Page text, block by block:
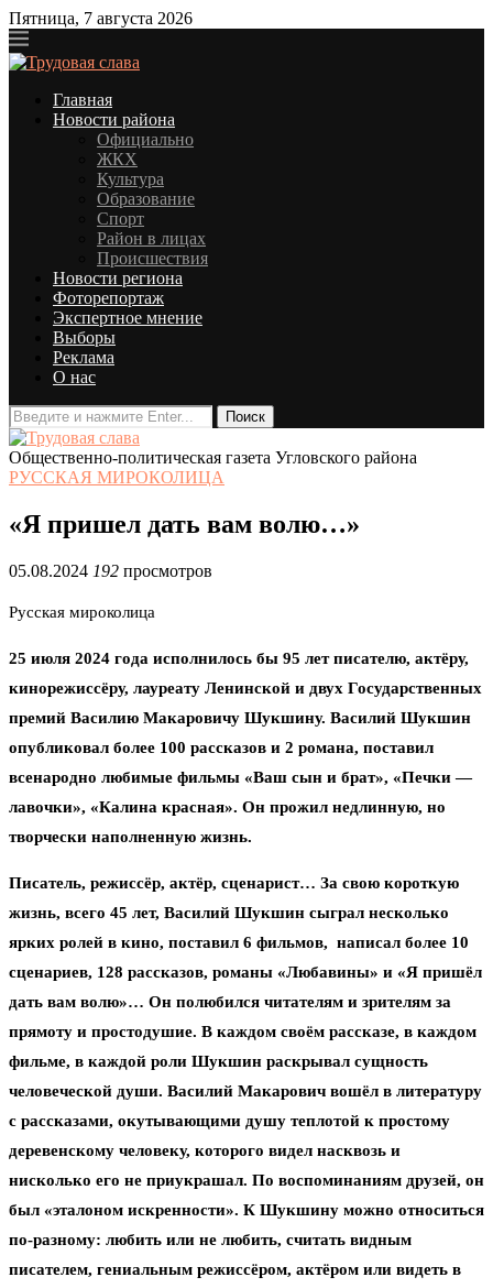
Пятница, 7 августа 2026
Главная
Новости района
Официально
ЖКХ
Культура
Образование
Спорт
Район в лицах
Происшествия
Новости региона
Фоторепортаж
Экспертное мнение
Выборы
Реклама
О нас
Общественно-политическая газета Угловского района
РУССКАЯ МИРОКОЛИЦА
«Я пришел дать вам волю…»
05.08.2024 192 просмотров
Русская мироколица
25 июля 2024 года исполнилось бы 95 лет писателю, актёру,
кинорежиссёру, лауреату Ленинской и двух Государственных
премий Василию Макаровичу Шукшину. Василий Шукшин
опубликовал более 100 рассказов и 2 романа, поставил
всенародно любимые фильмы «Ваш сын и брат», «Печки —
лавочки», «Калина красная». Он прожил недлинную, но
творчески наполненную жизнь.
Писатель, режиссёр, актёр, сценарист… За свою короткую
жизнь, всего 45 лет, Василий Шукшин сыграл несколько
ярких ролей в кино, поставил 6 фильмов, написал более 10
сценариев, 128 рассказов, романы «Любавины» и «Я пришёл
дать вам волю»… Он полюбился читателям и зрителям за
прямоту и простодушие. В каждом своём рассказе, в каждом
фильме, в каждой роли Шукшин раскрывал сущность
человеческой души. Василий Макарович вошёл в литературу
с рассказами, окутывающими душу теплотой к простому
деревенскому человеку, которого видел насквозь и
нисколько его не приукрашал. По воспоминаниям друзей, он
был «эталоном искренности». К Шукшину можно относиться
по-разному: любить или не любить, считать видным
писателем, гениальным режиссёром, актёром или видеть в